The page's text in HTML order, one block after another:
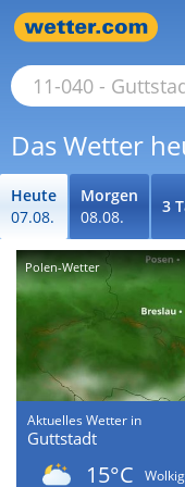
Das Wetter
Heute
07.08.
Morgen
08.08.
3
Polen-Wetter
Aktuelles Wetter in
Guttstadt
15°C
Wolkig